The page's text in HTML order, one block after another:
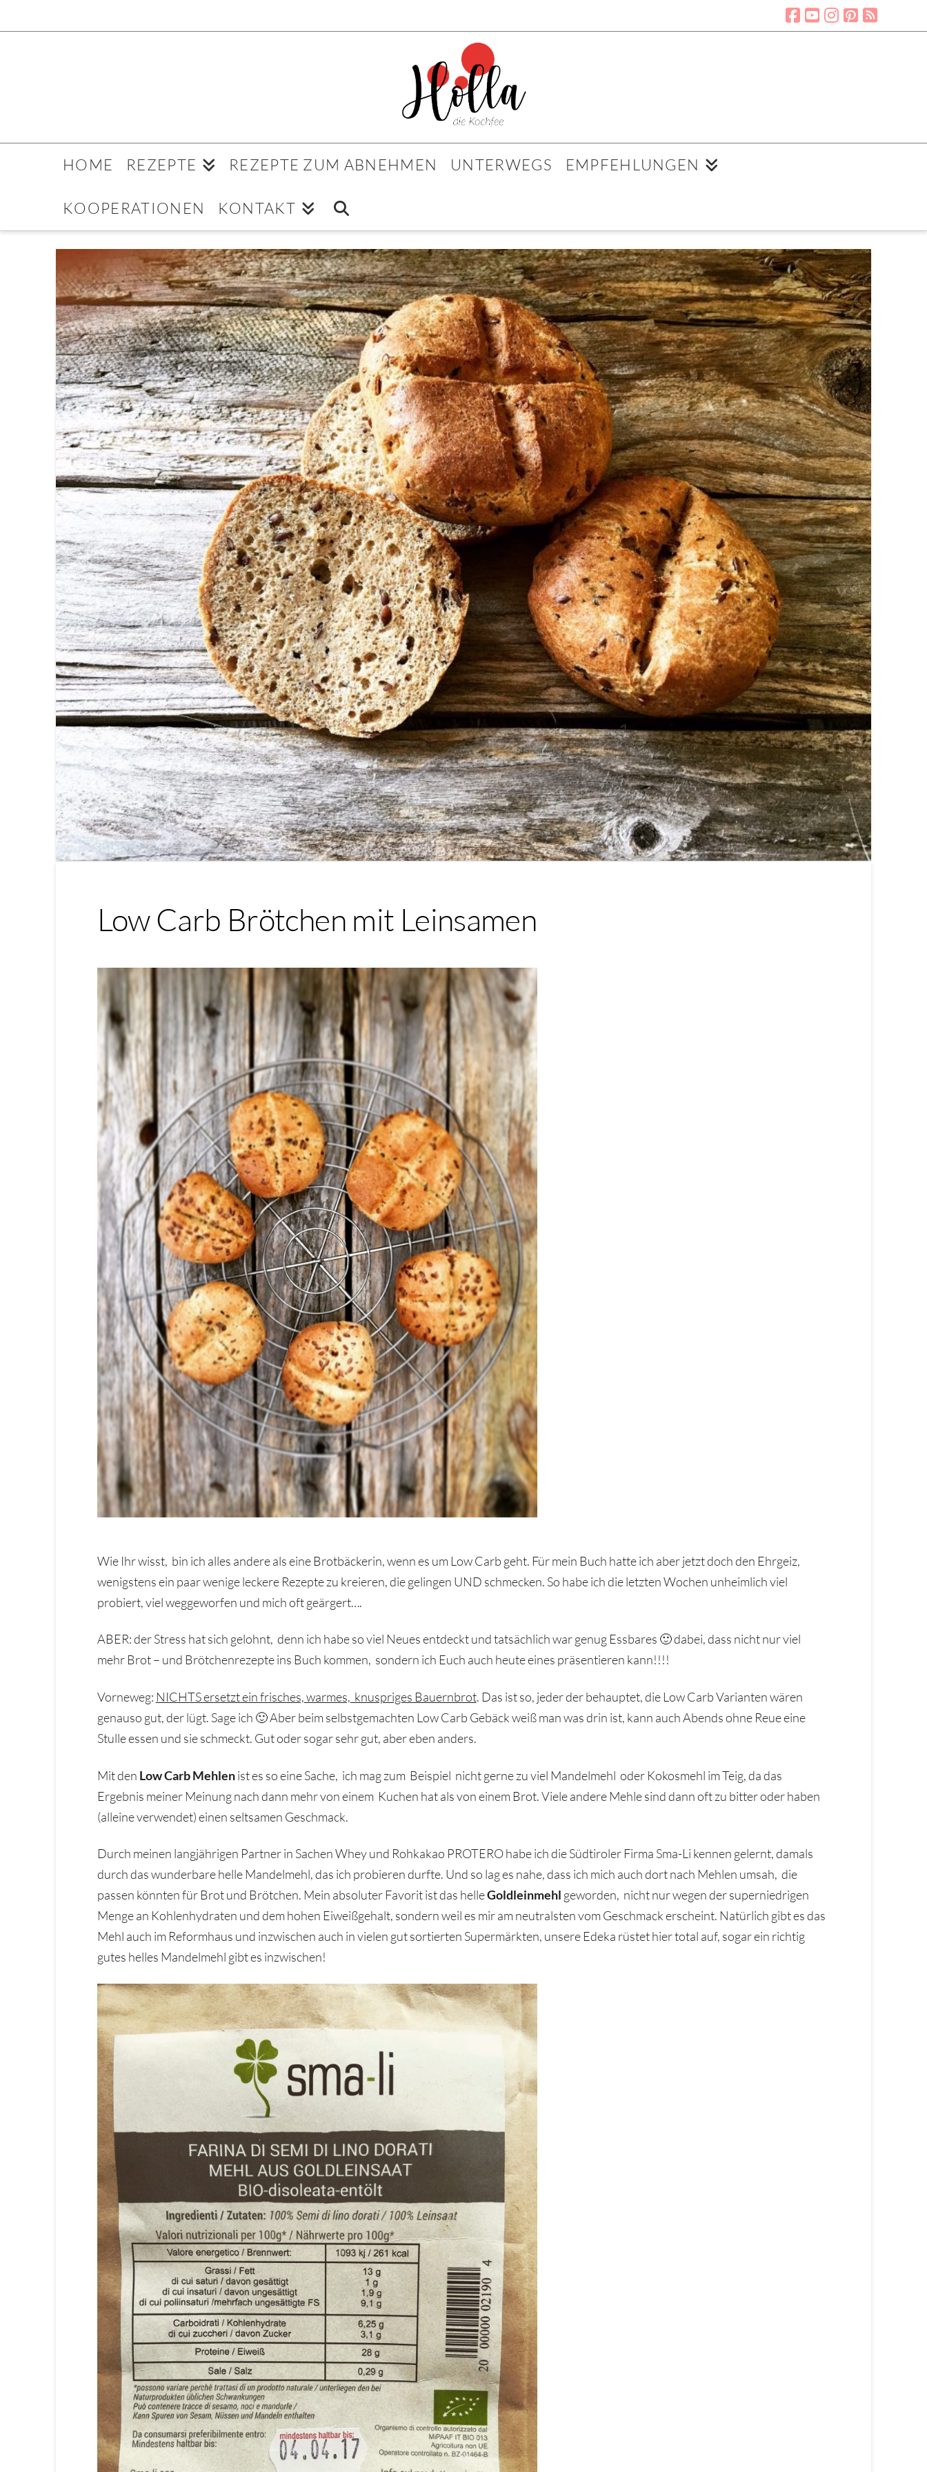
HOME REZEPTE REZEPTE ZUM ABNEHMEN UNTERWEGS EMPFEHLUNGEN
KOOPERATIONEN KONTAKT
Low Carb Brötchen mit Leinsamen
Wie Ihr wisst, bin ich alles andere als eine Brotbäckerin, wenn es um Low Carb geht. Für mein Buch hatte ich aber jetzt doch den Ehrgeiz,
wenigstens ein paar wenige leckere Rezepte zu kreieren, die gelingen UND schmecken. So habe ich die letzten Wochen unheimlich viel
probiert, viel weggeworfen und mich oft geärgert….
ABER: der Stress hat sich gelohnt, denn ich habe so viel Neues entdeckt und tatsächlich war genug Essbares 🙂 dabei, dass nicht nur viel
mehr Brot – und Brötchenrezepte ins Buch kommen, sondern ich Euch auch heute eines präsentieren kann!!!!
Vorneweg: NICHTS ersetzt ein frisches, warmes, knuspriges Bauernbrot. Das ist so, jeder der behauptet, die Low Carb Varianten wären
genauso gut, der lügt. Sage ich 🙂 Aber beim selbstgemachten Low Carb Gebäck weiß man was drin ist, kann auch Abends ohne Reue eine
Stulle essen und sie schmeckt. Gut oder sogar sehr gut, aber eben anders.
Mit den Low Carb Mehlenist es so eine Sache, ich mag zum Beispiel nicht gerne zu viel Mandelmehl oder Kokosmehl im Teig, da das
Ergebnis meiner Meinung nach dann mehr von einem Kuchen hat als von einem Brot. Viele andere Mehle sind dann oft zu bitter oder haben
(alleine verwendet) einen seltsamen Geschmack.
Durch meinen langjährigen Partner in Sachen Whey und Rohkakao PROTERO habe ich die Südtiroler Firma Sma-Li kennen gelernt, damals
durch das wunderbare helle Mandelmehl, das ich probieren durfte. Und so lag es nahe, dass ich mich auch dort nach Mehlen umsah, die
passen könnten für Brot und Brötchen. Mein absoluter Favorit ist das helleGoldleinmehl geworden, nicht nur wegen der superniedrigen
Menge an Kohlenhydraten und dem hohen Eiweißgehalt, sondern weil es mir am neutralsten vom Geschmack erscheint. Natürlich gibt es das
Mehl auch im Reformhaus und inzwischen auch in vielen gut sortierten Supermärkten, unsere Edeka rüstet hier total auf, sogar ein richtig
gutes helles Mandelmehl gibt es inzwischen!